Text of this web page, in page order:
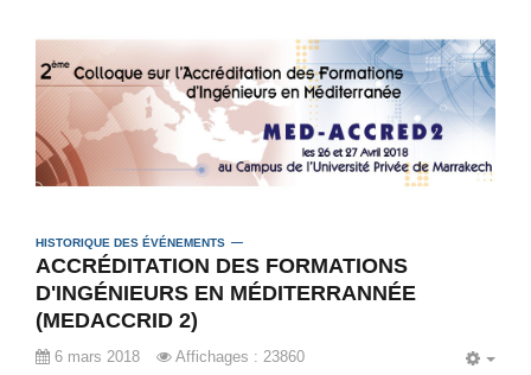
HISTORIQUE DES ÉVÉNEMENTS
ACCRÉDITATION DES FORMATIONS
D'INGÉNIEURS EN MÉDITERRANNÉE
(MEDACCRID 2)
6 mars 2018 Affichages : 23860